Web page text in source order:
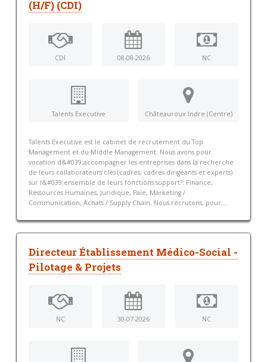
(H/F) (CDI)
CDI 08-08-2026 NC
Talents Executive Châteauroux Indre (Centre)
Talents Executive est le cabinet de recrutement du Top
Management et du Middle Management. Nous avons pour
vocation d&#039;accompagner les entreprises dans la recherche
de leurs collaborateurs clés (cadres, cadres dirigeants et experts)
sur l&#039;ensemble de leurs fonctions support?: Finance,
Ressources Humaines, Juridique, Paie, Marketing /
Communication, Achats / Supply Chain. Nous recrutons, pour...
Directeur Établissement Médico-Social -
Pilotage & Projets
NC 30-07-2026 NC